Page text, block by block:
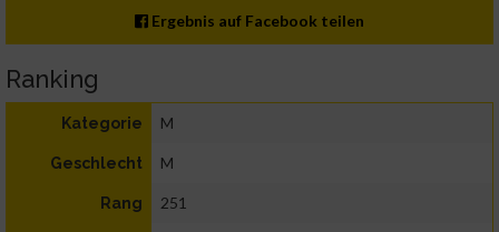
Ergebnis auf Facebook teilen
Ranking
Kategorie M
Geschlecht M
Rang 251